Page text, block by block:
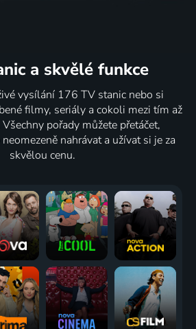
a skvělé funkce
vysílání 176 TV stanic nebo si
filmy, seriály a cokoli mezi tím až
pořady můžete přetáčet,
nahrávat a užívat si je za
skvělou cenu.